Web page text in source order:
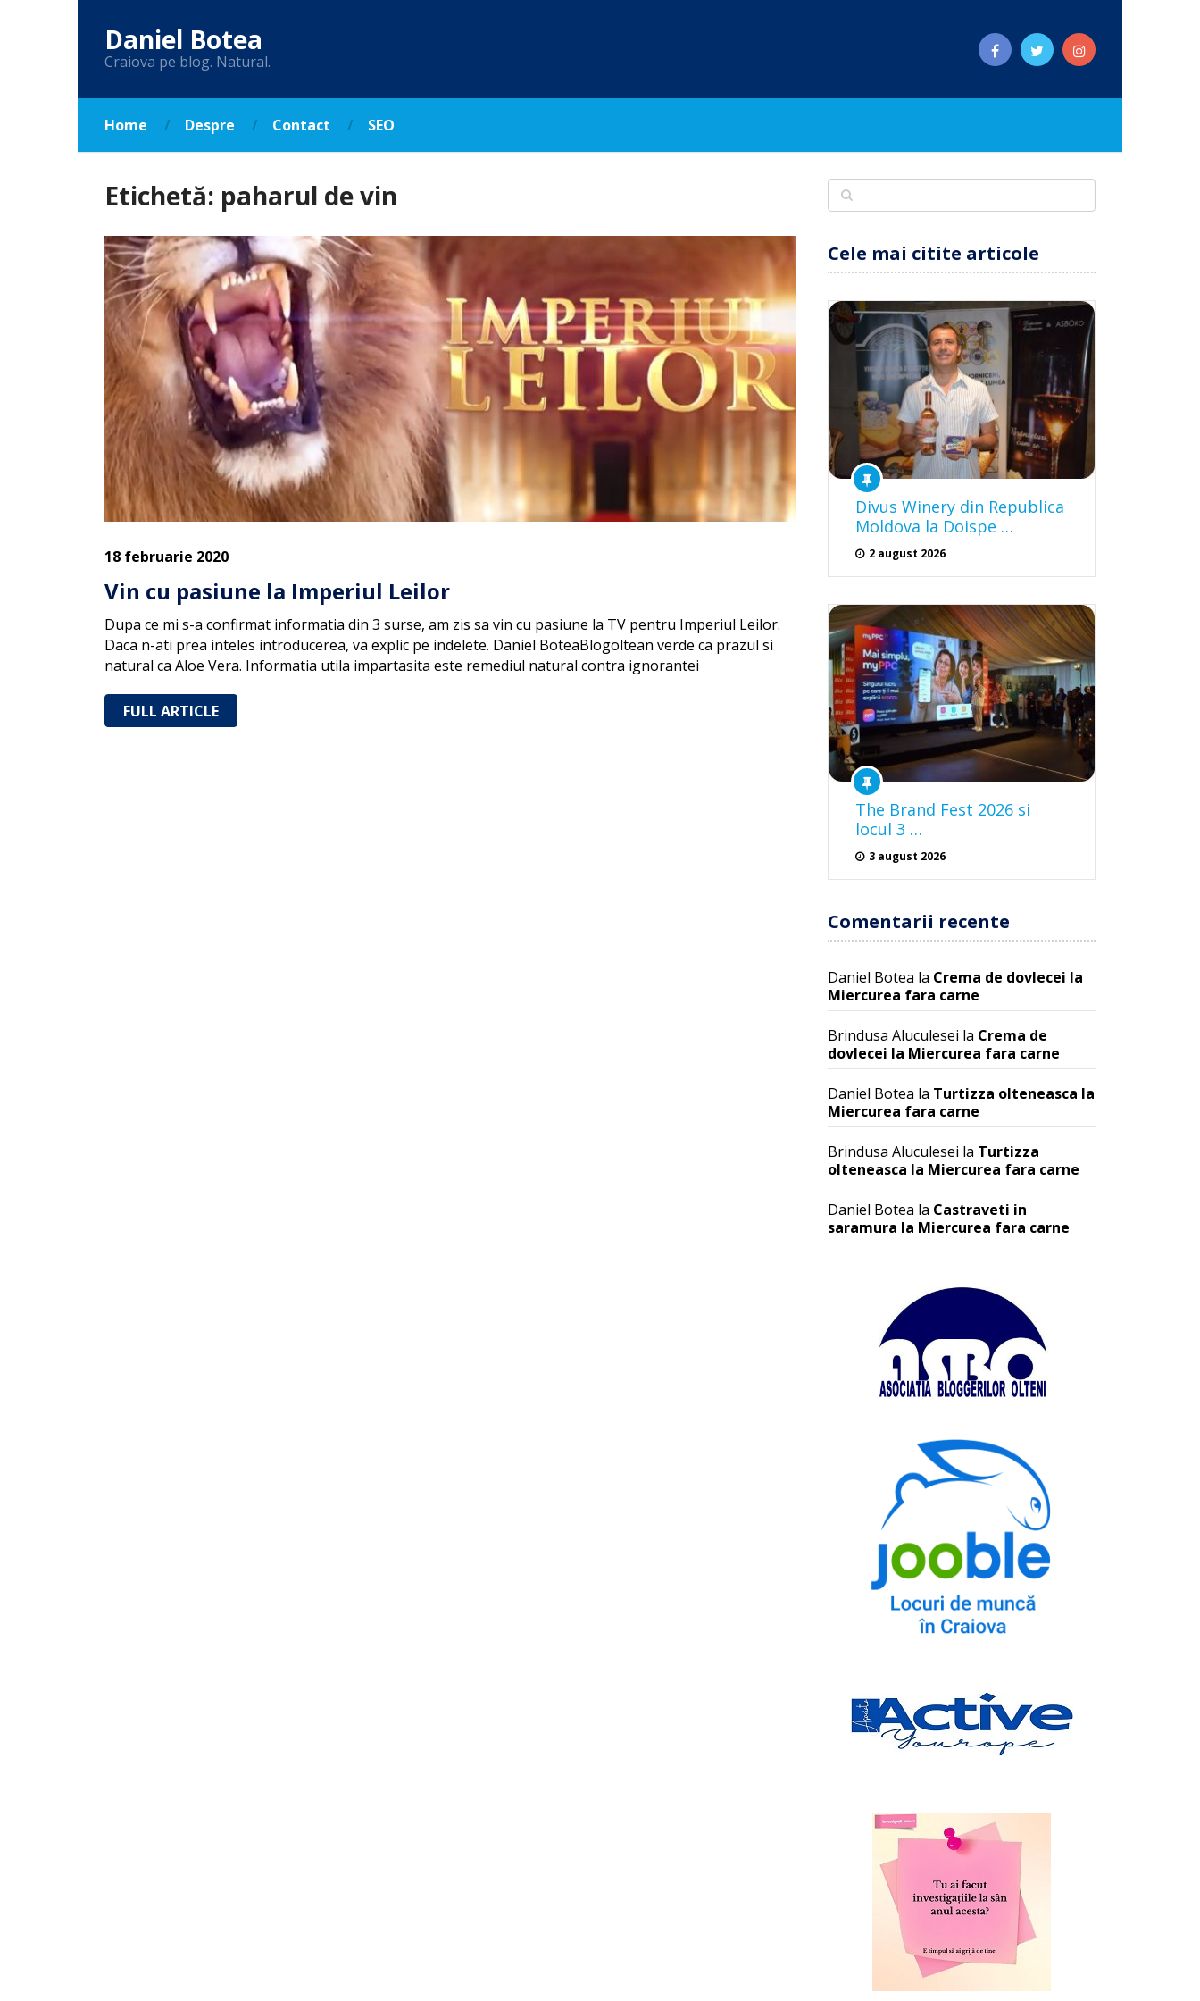
Daniel Botea
Craiova pe blog. Natural.
Home Despre Contact SEO
Etichetă: paharul de vin
18 februarie 2020
Vin cu pasiune la Imperiul Leilor
Dupa ce mi s-a confirmat informatia din 3 surse, am zis sa vin cu pasiune la TV pentru Imperiul Leilor.
Daca n-ati prea inteles introducerea, va explic pe indelete. Daniel BoteaBlogoltean verde ca prazul si
natural ca Aloe Vera. Informatia utila impartasita este remediul natural contra ignorantei
FULL ARTICLE
Cele mai citite articole
Divus Winery din Republica
Moldova la Doispe …
2 august 2026
The Brand Fest 2026 si
locul 3 …
3 august 2026
Comentarii recente
Daniel Botea la Crema de dovlecei la
Miercurea fara carne
Brindusa Aluculesei la Crema de
dovlecei la Miercurea fara carne
Daniel Botea la Turtizza olteneasca la
Miercurea fara carne
Brindusa Aluculesei la Turtizza
olteneasca la Miercurea fara carne
Daniel Botea la Castraveti in
saramura la Miercurea fara carne